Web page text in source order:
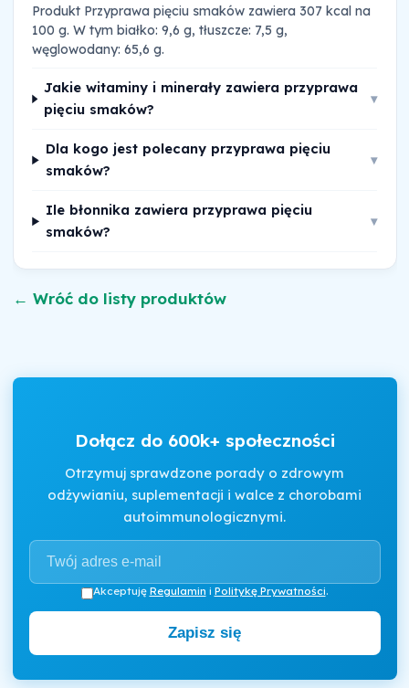
Produkt Przyprawa pięciu smaków zawiera 307 kcal na
100 g. W tym białko: 9,6 g, tłuszcze: 7,5 g,
węglowodany: 65,6 g.
Jakie witaminy i minerały zawiera przyprawa
pięciu smaków?
▾
Dla kogo jest polecany przyprawa pięciu
smaków?
▾
Ile błonnika zawiera przyprawa pięciu
smaków?
▾
← Wróć do listy produktów
Dołącz do 600k+ społeczności
Otrzymuj sprawdzone porady o zdrowym
odżywianiu, suplementacji i walce z chorobami
autoimmunologicznymi.
Akceptuję Regulamin i Politykę Prywatności.
Zapisz się